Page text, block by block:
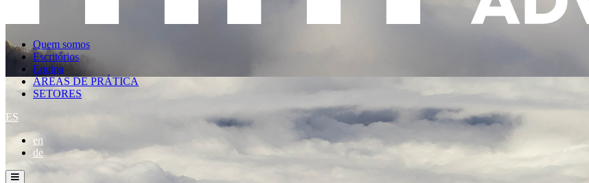
Quem somos
Escritórios
Equipa
ÁREAS DE PRÁTICA
SETORES
ES
en
de